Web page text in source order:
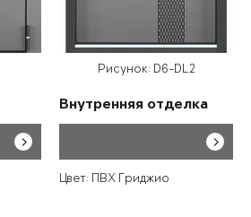
Рисунок: D6-DL2
Внутренняя отделка
Цвет: ПВХ Гриджио